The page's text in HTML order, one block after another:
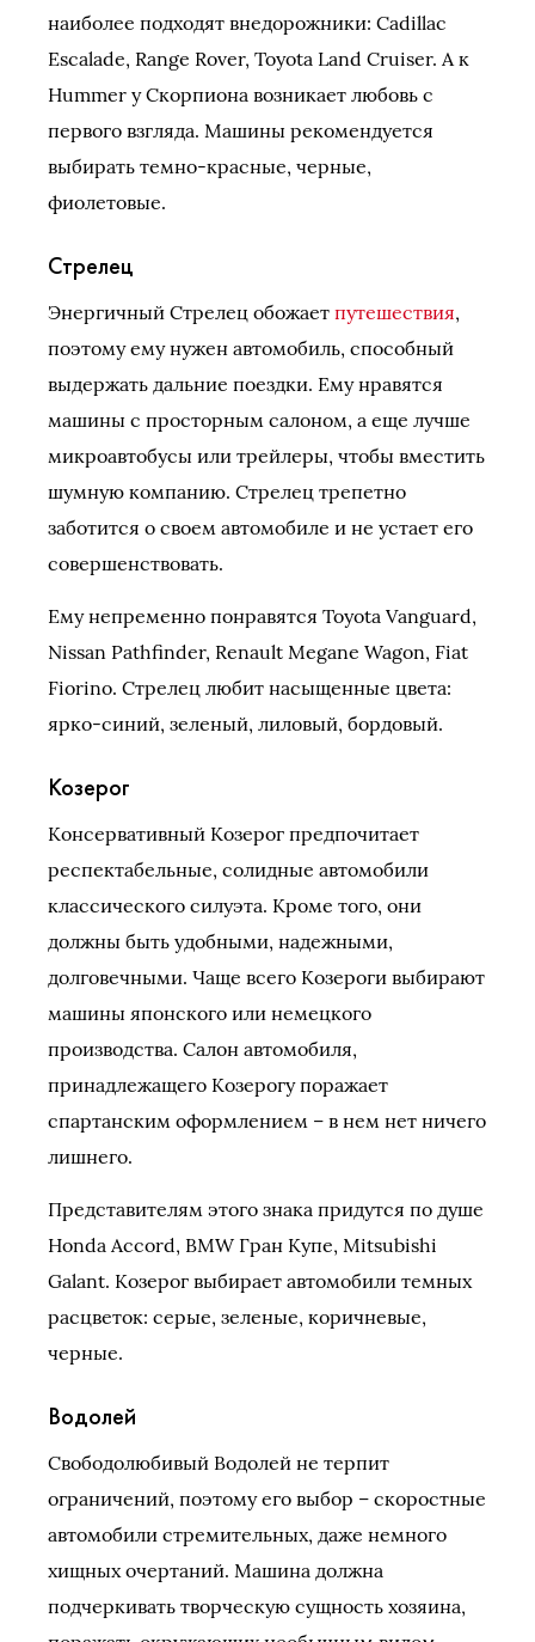
наиболее подходят внедорожники: Cadillac
Escalade, Range Rover, Toyota Land Cruiser. А к
Hummer у Скорпиона возникает любовь с
первого взгляда. Машины рекомендуется
выбирать темно-красные, черные,
фиолетовые.
Стрелец
Энергичный Стрелец обожает путешествия,
поэтому ему нужен автомобиль, способный
выдержать дальние поездки. Ему нравятся
машины с просторным салоном, а еще лучше
микроавтобусы или трейлеры, чтобы вместить
шумную компанию. Стрелец трепетно
заботится о своем автомобиле и не устает его
совершенствовать.
Ему непременно понравятся Toyota Vanguard,
Nissan Pathfinder, Renault Megane Wagon, Fiat
Fiorino. Стрелец любит насыщенные цвета:
ярко-синий, зеленый, лиловый, бордовый.
Козерог
Консервативный Козерог предпочитает
респектабельные, солидные автомобили
классического силуэта. Кроме того, они
должны быть удобными, надежными,
долговечными. Чаще всего Козероги выбирают
машины японского или немецкого
производства. Салон автомобиля,
принадлежащего Козерогу поражает
спартанским оформлением – в нем нет ничего
лишнего.
Представителям этого знака придутся по душе
Honda Accord, BMW Гран Купе, Mitsubishi
Galant. Козерог выбирает автомобили темных
расцветок: серые, зеленые, коричневые,
черные.
Водолей
Свободолюбивый Водолей не терпит
ограничений, поэтому его выбор – скоростные
автомобили стремительных, даже немного
хищных очертаний. Машина должна
подчеркивать творческую сущность хозяина,